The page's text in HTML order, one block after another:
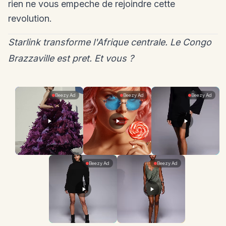
rien ne vous empeche de rejoindre cette
revolution.
Starlink transforme l'Afrique centrale. Le Congo
Brazzaville est pret. Et vous ?